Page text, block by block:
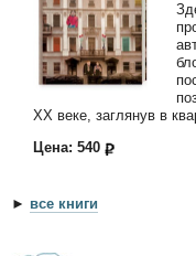
XX веке, заглянув в
Цена: 540
► все книги